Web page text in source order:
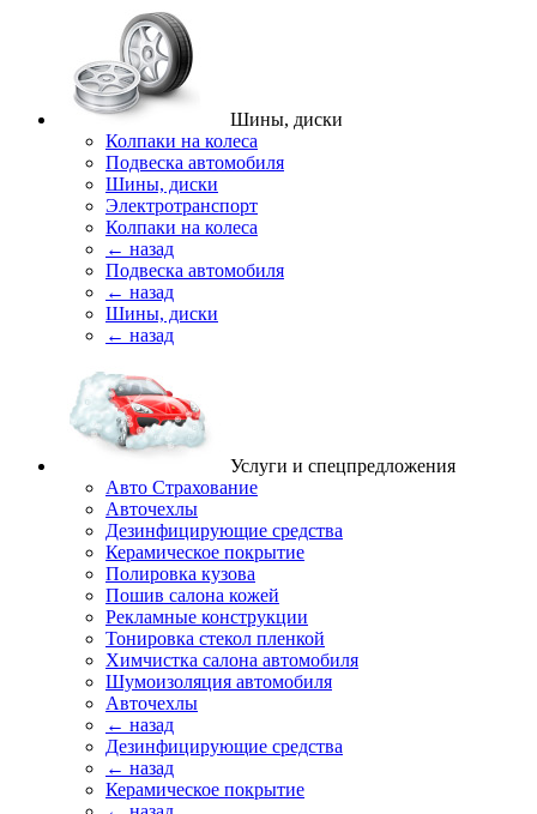
Шины, диски
Колпаки на колеса
Подвеска автомобиля
Шины, диски
Электротранспорт
Колпаки на колеса
← назад
Подвеска автомобиля
← назад
Шины, диски
← назад
Услуги и спецпредложения
Авто Страхование
Авточехлы
Дезинфицирующие средства
Керамическое покрытие
Полировка кузова
Пошив салона кожей
Рекламные конструкции
Тонировка стекол пленкой
Химчистка салона автомобиля
Шумоизоляция автомобиля
Авточехлы
← назад
Дезинфицирующие средства
← назад
Керамическое покрытие